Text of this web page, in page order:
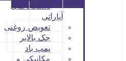
دستگاه های
آپاراتی
تعویض روغنی
جک بالابر
پمپ باد
مکانیکی و